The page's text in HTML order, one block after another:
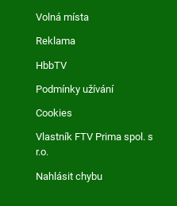
Volná místa
Reklama
HbbTV
Podmínky užívání
Cookies
Vlastník FTV Prima spol. s
r.o.
Nahlásit chybu